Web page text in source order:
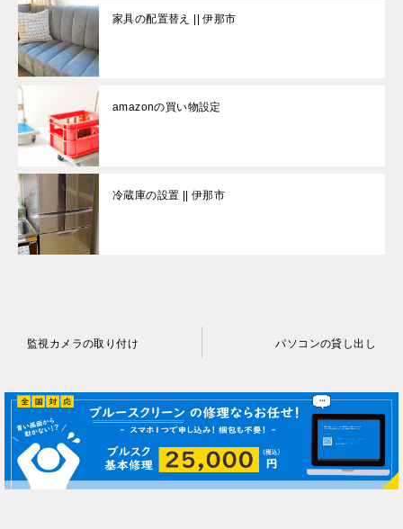
家具の配置替え || 伊那市
amazonの買い物設定
冷蔵庫の設置 || 伊那市
ナ
ビ
ゲ
ー
監視カメラの取り付け パソコンの貸し出し